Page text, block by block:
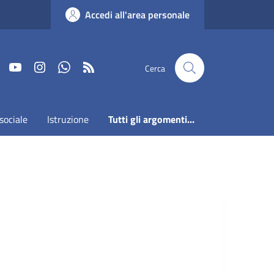
Accedi all'area personale
FaceboookYoutubeInstagramWhatsapp Cerca
Istruzione Tutti gli argomenti...